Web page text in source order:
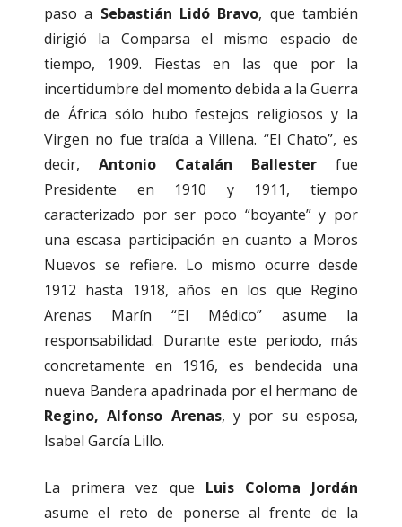
paso a Sebastián Lidó Bravo, que también
dirigió la Comparsa el mismo espacio de
tiempo, 1909. Fiestas en las que por la
incertidumbre del momento debida a la Guerra
de África sólo hubo festejos religiosos y la
Virgen no fue traída a Villena. “El Chato”, es
decir, Antonio Catalán Ballester fue
Presidente en 1910 y 1911, tiempo
caracterizado por ser poco “boyante” y por
una escasa participación en cuanto a Moros
Nuevos se refiere. Lo mismo ocurre desde
1912 hasta 1918, años en los que Regino
Arenas Marín “El Médico” asume la
responsabilidad. Durante este periodo, más
concretamente en 1916, es bendecida una
nueva Bandera apadrinada por el hermano de
Regino, Alfonso Arenas, y por su esposa,
Isabel García Lillo.
La primera vez que Luis Coloma Jordán
asume el reto de ponerse al frente de la